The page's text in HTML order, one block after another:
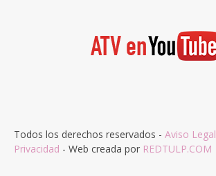
Todos los derechos reservados - Aviso Legal
Privacidad - Web creada por REDTULP.COM